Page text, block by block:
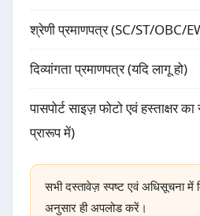
श्रेणी प्रमाणपत्र (SC/ST/OBC/
दिव्यांगता प्रमाणपत्र (यदि लागू हो)
पासपोर्ट साइज़ फोटो एवं हस्ताक्षर का
प्रारूप में)
सभी दस्तावेज़ स्पष्ट एवं अधिसूचना
अनुसार ही अपलोड करें।